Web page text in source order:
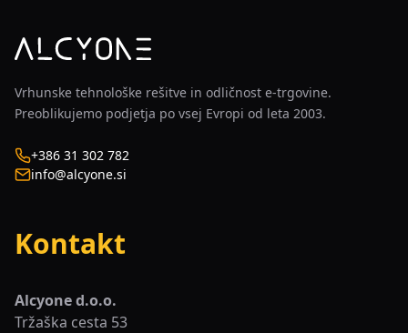
Vrhunske tehnološke rešitve in odličnost e-trgovine.
Preoblikujemo podjetja po vsej Evropi od leta 2003.
+386 31 302 782
info@alcyone.si
Kontakt
Alcyone d.o.o.
Tržaška cesta 53